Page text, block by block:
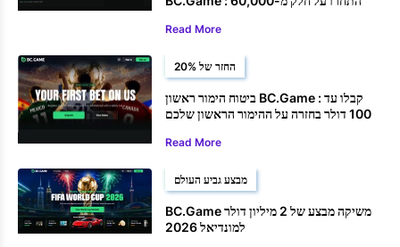
Read More
החזר של 20%
ביטוח הימור ראשון BC.Game : קבלו עד
100 דולר בחזרה על ההימור הראשון שלכם
Read More
מבצע גביע העולם
BC.Game משיקה מבצע של 2 מיליון דולר
למונדיאל 2026